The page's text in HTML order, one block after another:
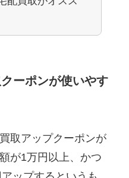
ーポンが使いやす
取アップクーポンが
が1万円以上、かつ